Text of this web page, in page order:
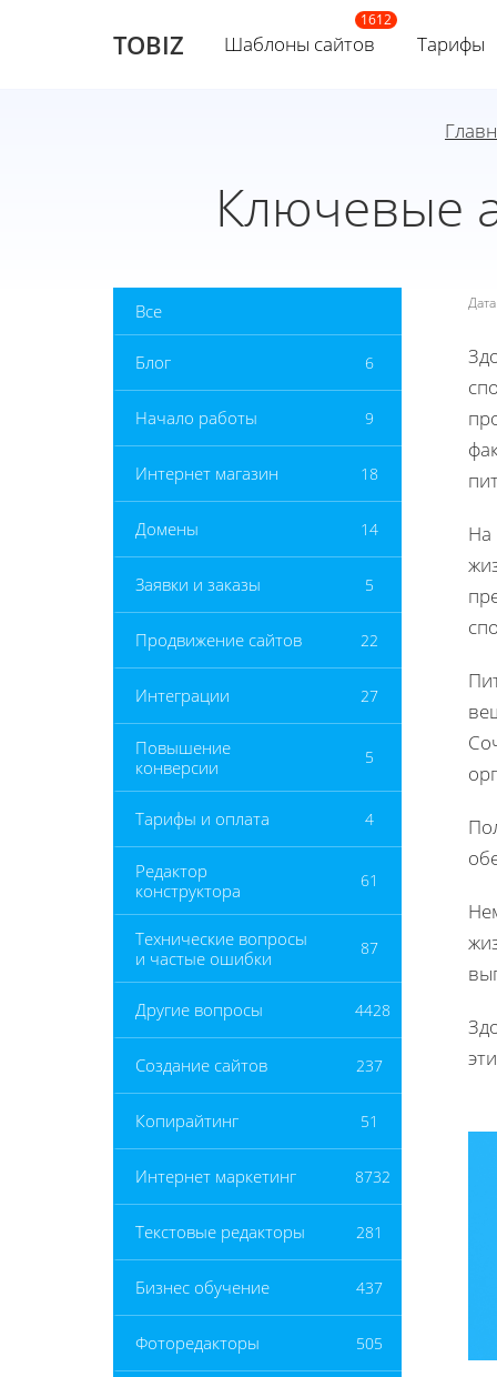
TOBIZ Шаблоны сайтов Тарифы
Ключевые
Все
Блог 6
Начало работы 9
Интернет магазин 18
Домены 14
Заявки и заказы 5
Продвижение сайтов 22
Интеграции 27
Повышение
конверсии
5
Тарифы и оплата 4
Редактор
конструктора
61
Технические вопросы
и частые ошибки
87
Другие вопросы 4428
Создание сайтов 237
Копирайтинг 51
Интернет маркетинг 8732
Текстовые редакторы 281
Бизнес обучение 437
Фоторедакторы 505
На